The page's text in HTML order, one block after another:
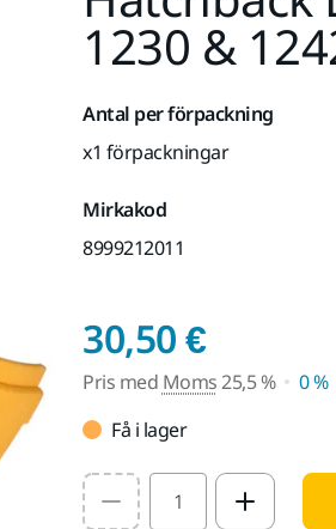
1230 &
Antal per förpackning
x1 förpackningar
Mirkakod
8999212011
30,50 €Pris
Pris med Moms25,5 %
0 %
Få i lager
Select quantity value